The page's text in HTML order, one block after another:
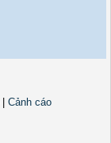
Cảnh cáo